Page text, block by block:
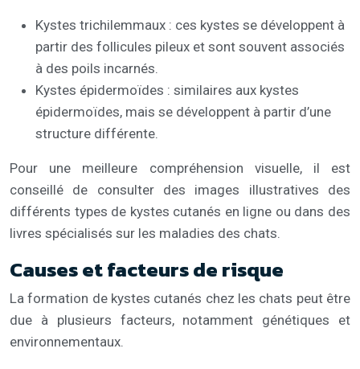
Kystes trichilemmaux : ces kystes se développent à
partir des follicules pileux et sont souvent associés
à des poils incarnés.
Kystes épidermoïdes : similaires aux kystes
épidermoïdes, mais se développent à partir d’une
structure différente.
Pour une meilleure compréhension visuelle, il est
conseillé de consulter des images illustratives des
différents types de kystes cutanés en ligne ou dans des
livres spécialisés sur les maladies des chats.
Causes et facteurs de risque
La formation de kystes cutanés chez les chats peut être
due à plusieurs facteurs, notamment génétiques et
environnementaux.